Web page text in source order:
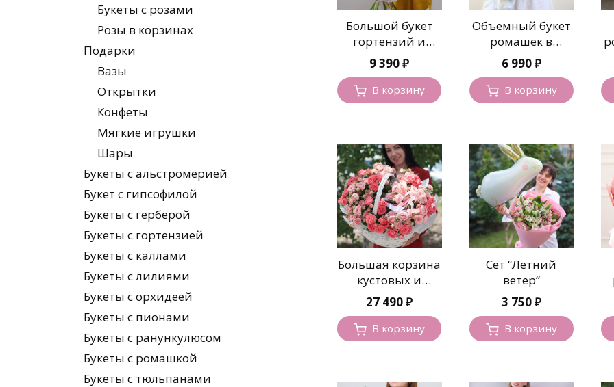
Большой букет
гортензий и
эвкалипта
9 390₽
В корзину
Объемный букет
ромашек в
оформлении
6 990₽
В корзину
Большая корзина
кустовых и
пионовидных
роз
27 490₽
В корзину
Сет “Летний
ветер”
3 750₽
В корзину
Букеты с розами
Розы в корзинах
Подарки
Вазы
Открытки
Конфеты
Мягкие игрушки
Шары
Букеты с альстромерией
Букет с гипсофилой
Букеты с герберой
Букеты с гортензией
Букеты с каллами
Букеты с лилиями
Букеты с орхидеей
Букеты с пионами
Букеты с ранункулюсом
Букеты с ромашкой
Букеты с тюльпанами